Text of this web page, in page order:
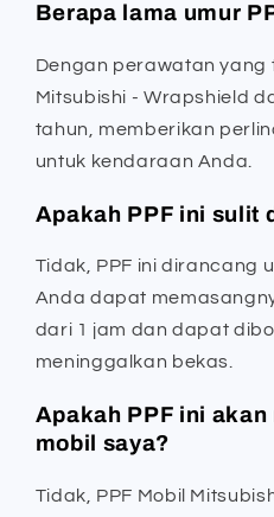
Berapa lama umur
Dengan perawatan yang
Mitsubishi - Wrapshield
tahun, memberikan
untuk kendaraan Anda.
Apakah PPF ini sulit
Tidak, PPF ini dirancang
Anda dapat
dari 1 jam dan dapat
meninggalkan bekas.
Apakah PPF ini
mobil saya?
Tidak, PPF Mobil